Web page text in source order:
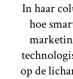
In haar
hoe
op de